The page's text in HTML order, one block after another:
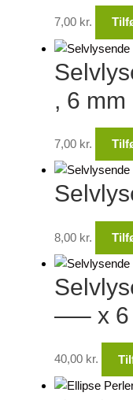
7,00 kr.
, 6 mm
7,00 kr.
8,00 kr.
—– x 6
40,00 kr.